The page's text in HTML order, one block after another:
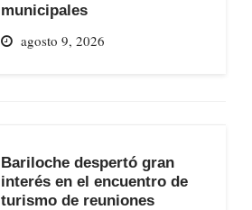
municipales
agosto 9, 2026
Bariloche despertó gran
interés en el encuentro de
turismo de reuniones